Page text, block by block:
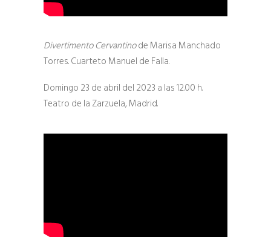
Divertimento Cervantinode Marisa Manchado
Torres. Cuarteto Manuel de Falla.
Domingo 23 de abril del 2023 a las 12.00 h.
Teatro de la Zarzuela, Madrid.